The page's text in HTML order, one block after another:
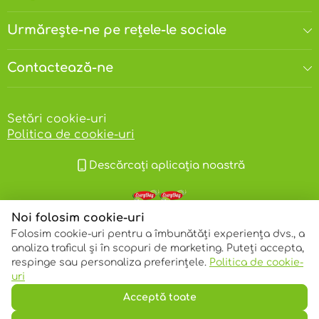
12 luni. A se consuma de preferinţă înainte de: vezi
pe ambalaj.
Atenţie!
Copiii mici se pot sufoca cu fructe uscate
sau cu nuci!
Urmărește-ne pe rețele-le sociale
Contactează-ne
Setări cookie-uri
Politica de cookie-uri
Descărcați aplicația noastră
© 2013 – 2026 ECOM
Noi folosim cookie-uri
Folosim cookie-uri pentru a îmbunătăți experiența dvs., a
analiza traficul și în scopuri de marketing. Puteți accepta,
respinge sau personaliza preferințele. Politica de cookie-
uri
Acceptă toate